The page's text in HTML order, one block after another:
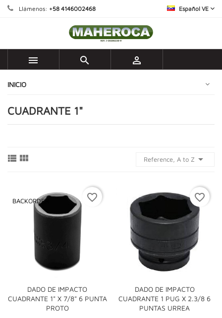
Llámenos: +58 4146002468 Español VE
  
INICIO
CUADRANTE 1"
  Reference, A to Z 
DADO DE IMPACTO
CUADRANTE 1" X 7/8" 6 PUNTA
PROTO
BACKORDER favorite_border
DADO DE IMPACTO
CUADRANTE 1 PUG X 2.3/8 6
PUNTAS URREA
favorite_border